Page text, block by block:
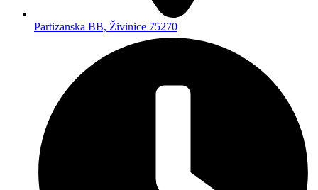
Partizanska BB, Živinice 75270